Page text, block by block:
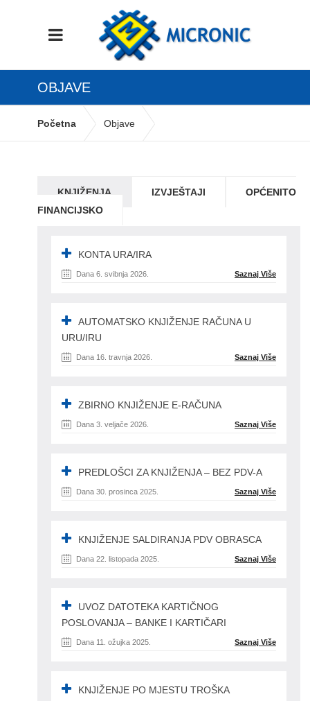
OBJAVE
Početna Objave
KNJIŽENJA IZVJEŠTAJI
OPĆENITO
FINANCIJSKO
KONTA URA/IRA
Dana 6. svibnja 2026. Saznaj Više
AUTOMATSKO KNJIŽENJE RAČUNA U
URU/IRU
Dana 16. travnja 2026. Saznaj Više
ZBIRNO KNJIŽENJE E-RAČUNA
Dana 3. veljače 2026. Saznaj Više
PREDLOŠCI ZA KNJIŽENJA – BEZ PDV-A
Dana 30. prosinca 2025. Saznaj Više
KNJIŽENJE SALDIRANJA PDV OBRASCA
Dana 22. listopada 2025. Saznaj Više
UVOZ DATOTEKA KARTIČNOG
POSLOVANJA – BANKE I KARTIČARI
Dana 11. ožujka 2025. Saznaj Više
KNJIŽENJE PO MJESTU TROŠKA